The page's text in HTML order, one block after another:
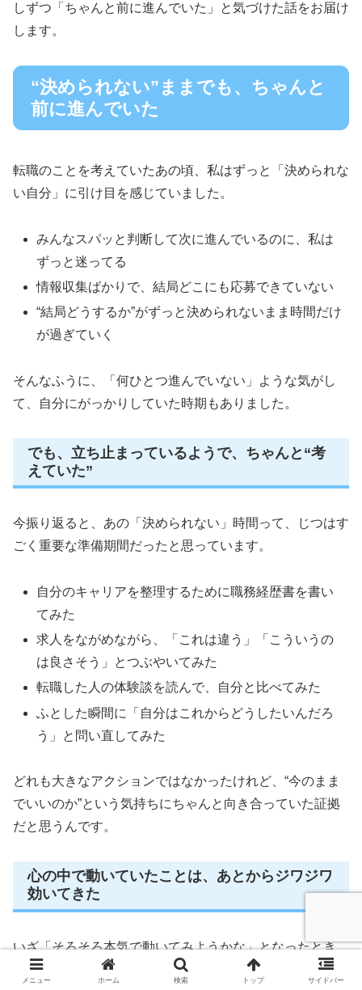
しずつ「ちゃんと前に進んでいた」と気づけた話をお届け
します。
“決められない”ままでも、ちゃんと
前に進んでいた
転職のことを考えていたあの頃、私はずっと「決められな
い自分」に引け目を感じていました。
みんなスパッと判断して次に進んでいるのに、私は
ずっと迷ってる
情報収集ばかりで、結局どこにも応募できていない
“結局どうするか”がずっと決められないまま時間だけ
が過ぎていく
そんなふうに、「何ひとつ進んでいない」ような気がし
て、自分にがっかりしていた時期もありました。
でも、立ち止まっているようで、ちゃんと“考
えていた”
今振り返ると、あの「決められない」時間って、じつはす
ごく重要な準備期間だったと思っています。
自分のキャリアを整理するために職務経歴書を書い
てみた
求人をながめながら、「これは違う」「こういうの
は良さそう」とつぶやいてみた
転職した人の体験談を読んで、自分と比べてみた
ふとした瞬間に「自分はこれからどうしたいんだろ
う」と問い直してみた
どれも大きなアクションではなかったけれど、“今のまま
でいいのか”という気持ちにちゃんと向き合っていた証拠
だと思うんです。
心の中で動いていたことは、あとからジワジワ
効いてきた
いざ「そろそろ本気で動いてみようかな」となったとき、
かつての“準備していた自分”のおかげで、想像以上にスム
メニュー ホーム 検索 トップ サイドバー